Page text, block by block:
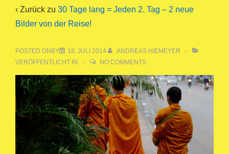
‹ Zurück zu 30 Tage lang = Jeden 2. Tag – 2 neue
Bilder von der Reise!
POSTED ONBY 18. JULI 2014
ANDREAS HIEMEYER
VERÖFFENTLICHT IN
NO COMMENTS